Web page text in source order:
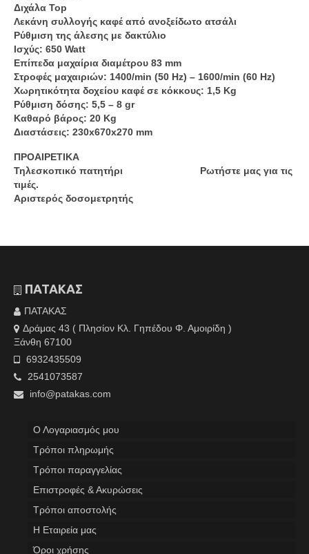
Διχάλα Top
Λεκάνη συλλογής καφέ από ανοξείδωτο ατσάλι
Ρύθμιση της άλεσης με δακτύλιο
Ισχύς: 650 Watt
Επίπεδα μαχαίρια διαμέτρου 83 mm
Στροφές μαχαιριών: 1400/min (50 Hz) – 1600/min (60 Hz)
Χωρητικότητα δοχείου καφέ σε κόκκους: 1,5 Kg
Ρύθμιση δόσης: 5,5 – 8 gr
Καθαρό βάρος: 20 Kg
Διαστάσεις: 230x670x270 mm
ΠΡΟΑΙΡΕΤΙΚΑ
Τηλεσκοπικό πατητήρι Ρωτήστε μας για τις
τιμές.
Αριστερός δοσομετρητής
ΠΑΤΑΚΑΣ
ΠΑΤΑΚΑΣ
Δράμας 43 ( Πλησίον Κλ. Γηπέδου Φ. Αμοιρίδη )
Ξάνθη 67100
6932435509
2541073587
info@patakas.com
Ο Λογαριασμός μου
Tρόποι πληρωμής
Τρόποι παραγγελίας
Επιστροφές & Ακυρώσεις
Τρόποι αποστολής
Η Εταιρεία μας
Όροι χρήσης